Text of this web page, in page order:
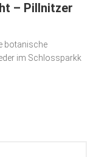
– Pillnitzer
botanische
im Schlossparkk